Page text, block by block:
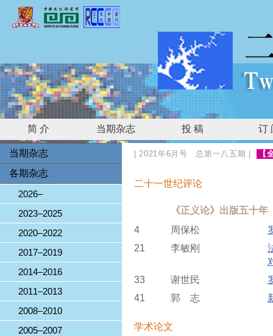
简 介 当期杂志 投 稿 订
当期杂志
各期杂志
2026–
2023–2025
2020–2022
2017–2019
2014–2016
2011–2013
2008–2010
2005–2007
|2021年6月号 总第一八五期 【
二十一世纪评论
《正义论》出版五十年
4
周保松
21
李敏刚
33
谢世民
41
郭 志
学术论文